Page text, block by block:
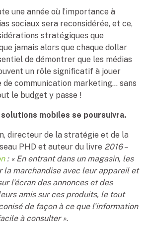
une année où l’importance à
sociaux sera reconsidérée, et ce,
stratégiques que
jamais alors que chaque dollar
de démontrer que les médias
un rôle significatif à jouer
de communication marketing… sans
le budget y passe !
mobiles se poursuivra.
directeur de la stratégie et de la
PHD et auteur du livre 2016 –
: « En entrant dans un magasin, les
la marchandise avec leur appareil et
l’écran des annonces et des
amis sur ces produits, le tout
de façon à ce que l’information
à consulter ».